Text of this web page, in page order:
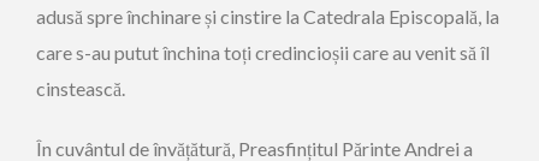
adusă spre închinare și cinstire la Catedrala Episcopală, la
care s-au putut închina toți credincioșii care au venit să îl
cinstească.
În cuvântul de învățătură, Preasfințitul Părinte Andrei a